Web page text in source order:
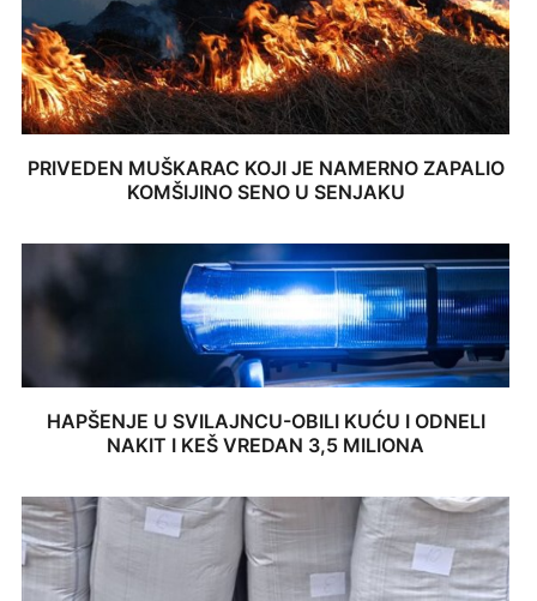
PRIVEDEN MUŠKARAC KOJI JE NAMERNO ZAPALIO
KOMŠIJINO SENO U SENJAKU
HAPŠENJE U SVILAJNCU-OBILI KUĆU I ODNELI
NAKIT I KEŠ VREDAN 3,5 MILIONA